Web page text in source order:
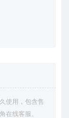
使用，包含售
在线客服。